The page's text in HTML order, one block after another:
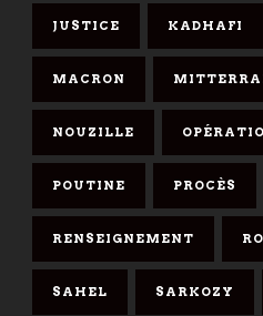
JUSTICE KADHAFI
MACRON
NOUZILLE
POUTINE PROCÈS
RENSEIGNEMENT
SAHEL SARKOZY